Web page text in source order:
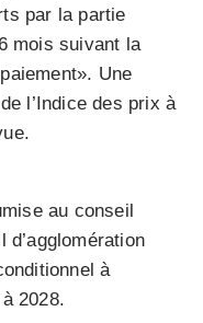
par la partie
mois suivant la
Une
l’Indice des prix à
au conseil
à
2028.